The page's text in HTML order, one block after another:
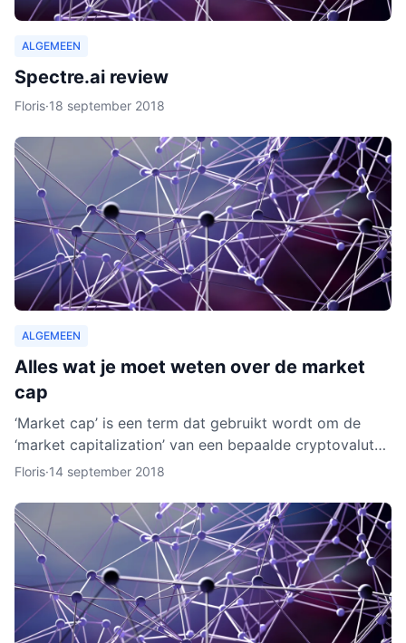
ALGEMEEN
Spectre.ai review
Floris·18 september 2018
ALGEMEEN
Alles wat je moet weten over de market
cap
‘Market cap’ is een term dat gebruikt wordt om de
‘market capitalization’ van een bepaalde cryptovaluta
uit te drukken. Aan de hand van berekeningen van de
Floris·14 september 2018